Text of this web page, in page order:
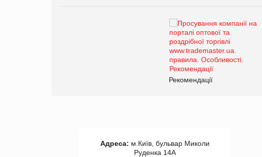
Рекомендації
Адреса: м.Київ, бульвар Миколи
Руденка 14А